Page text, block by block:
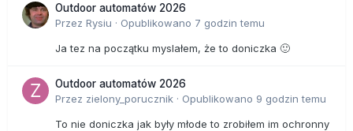
Outdoor automatów 2026
Przez Rysiu · Opublikowano 7 godzin temu
Ja tez na początku myslałem, że to doniczka 🙂
Outdoor automatów 2026
Przez zielony_porucznik · Opublikowano 9 godzin temu
To nie doniczka jak były młode to zrobiłem im ochronny